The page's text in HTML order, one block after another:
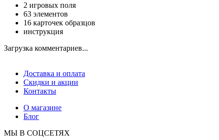
2 игровых поля
63 элементов
16 карточек образцов
инструкция
Загрузка комментариев...
Доставка и оплата
Скидки и акции
Контакты
О магазине
Блог
МЫ В СОЦСЕТЯХ